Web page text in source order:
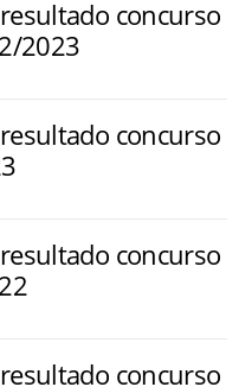
concurso
2023
concurso
concurso
concurso